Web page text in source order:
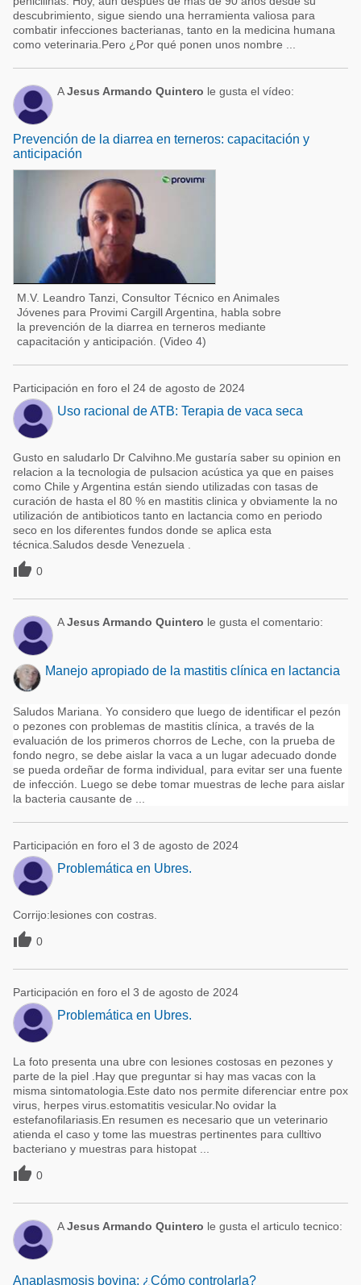
descubrimiento, sigue siendo una herramienta valiosa para
combatir infecciones bacterianas, tanto en la medicina humana
como veterinaria.Pero ¿Por qué ponen unos nombre ...
AJesus Armando Quintero le gusta el vídeo:
Prevención de la diarrea en terneros: capacitación y
anticipación
M.V. Leandro Tanzi, Consultor Técnico en Animales
Jóvenes para Provimi Cargill Argentina, habla sobre
la prevención de la diarrea en terneros mediante
capacitación y anticipación. (Video 4)
Participación en foro el 24 de agosto de 2024
Uso racional de ATB: Terapia de vaca seca
Gusto en saludarlo Dr Calvihno.Me gustaría saber su opinion en
relacion a la tecnologia de pulsacion acústica ya que en paises
como Chile y Argentina están siendo utilizadas con tasas de
curación de hasta el 80 % en mastitis clinica y obviamente la no
utilización de antibioticos tanto en lactancia como en periodo
seco en los diferentes fundos donde se aplica esta
técnica.Saludos desde Venezuela .
 0
AJesus Armando Quintero le gusta el comentario:
Manejo apropiado de la mastitis clínica en lactancia
Saludos Mariana. Yo considero que luego de identificar el pezón
o pezones con problemas de mastitis clínica, a través de la
evaluación de los primeros chorros de Leche, con la prueba de
fondo negro, se debe aislar la vaca a un lugar adecuado donde
se pueda ordeñar de forma individual, para evitar ser una fuente
de infección. Luego se debe tomar muestras de leche para aislar
la bacteria causante de ...
Participación en foro el 3 de agosto de 2024
Problemática en Ubres.
Corrijo:lesiones con costras.
 0
Participación en foro el 3 de agosto de 2024
Problemática en Ubres.
La foto presenta una ubre con lesiones costosas en pezones y
parte de la piel .Hay que preguntar si hay mas vacas con la
misma sintomatologia.Este dato nos permite diferenciar entre pox
virus, herpes virus.estomatitis vesicular.No ovidar la
estefanofilariasis.En resumen es necesario que un veterinario
atienda el caso y tome las muestras pertinentes para culltivo
bacteriano y muestras para histopat ...
 0
AJesus Armando Quintero le gusta el articulo tecnico:
Anaplasmosis bovina: ¿Cómo controlarla?